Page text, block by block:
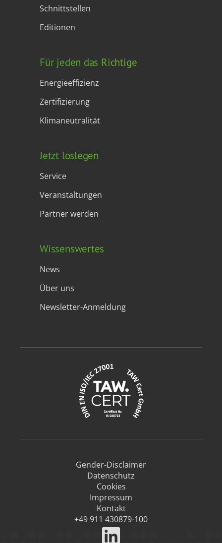
Schnittstellen
Editionen
Für jeden das Richtige
Energieeffizienz
Zertifizierung
Klimaneutralität
Jetzt loslegen
Service
Veranstaltungen
Partner werden
Wissenswertes
News
Über uns
Newsletter-Anmeldung
Gender-Disclaimer
Datenschutz
Cookies
Impressum
Kontakt
+49 911 430879-100